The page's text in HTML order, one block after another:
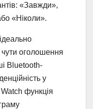
«Завжди»,
«Ніколи».
чути оголошення
Bluetooth-
у
функція